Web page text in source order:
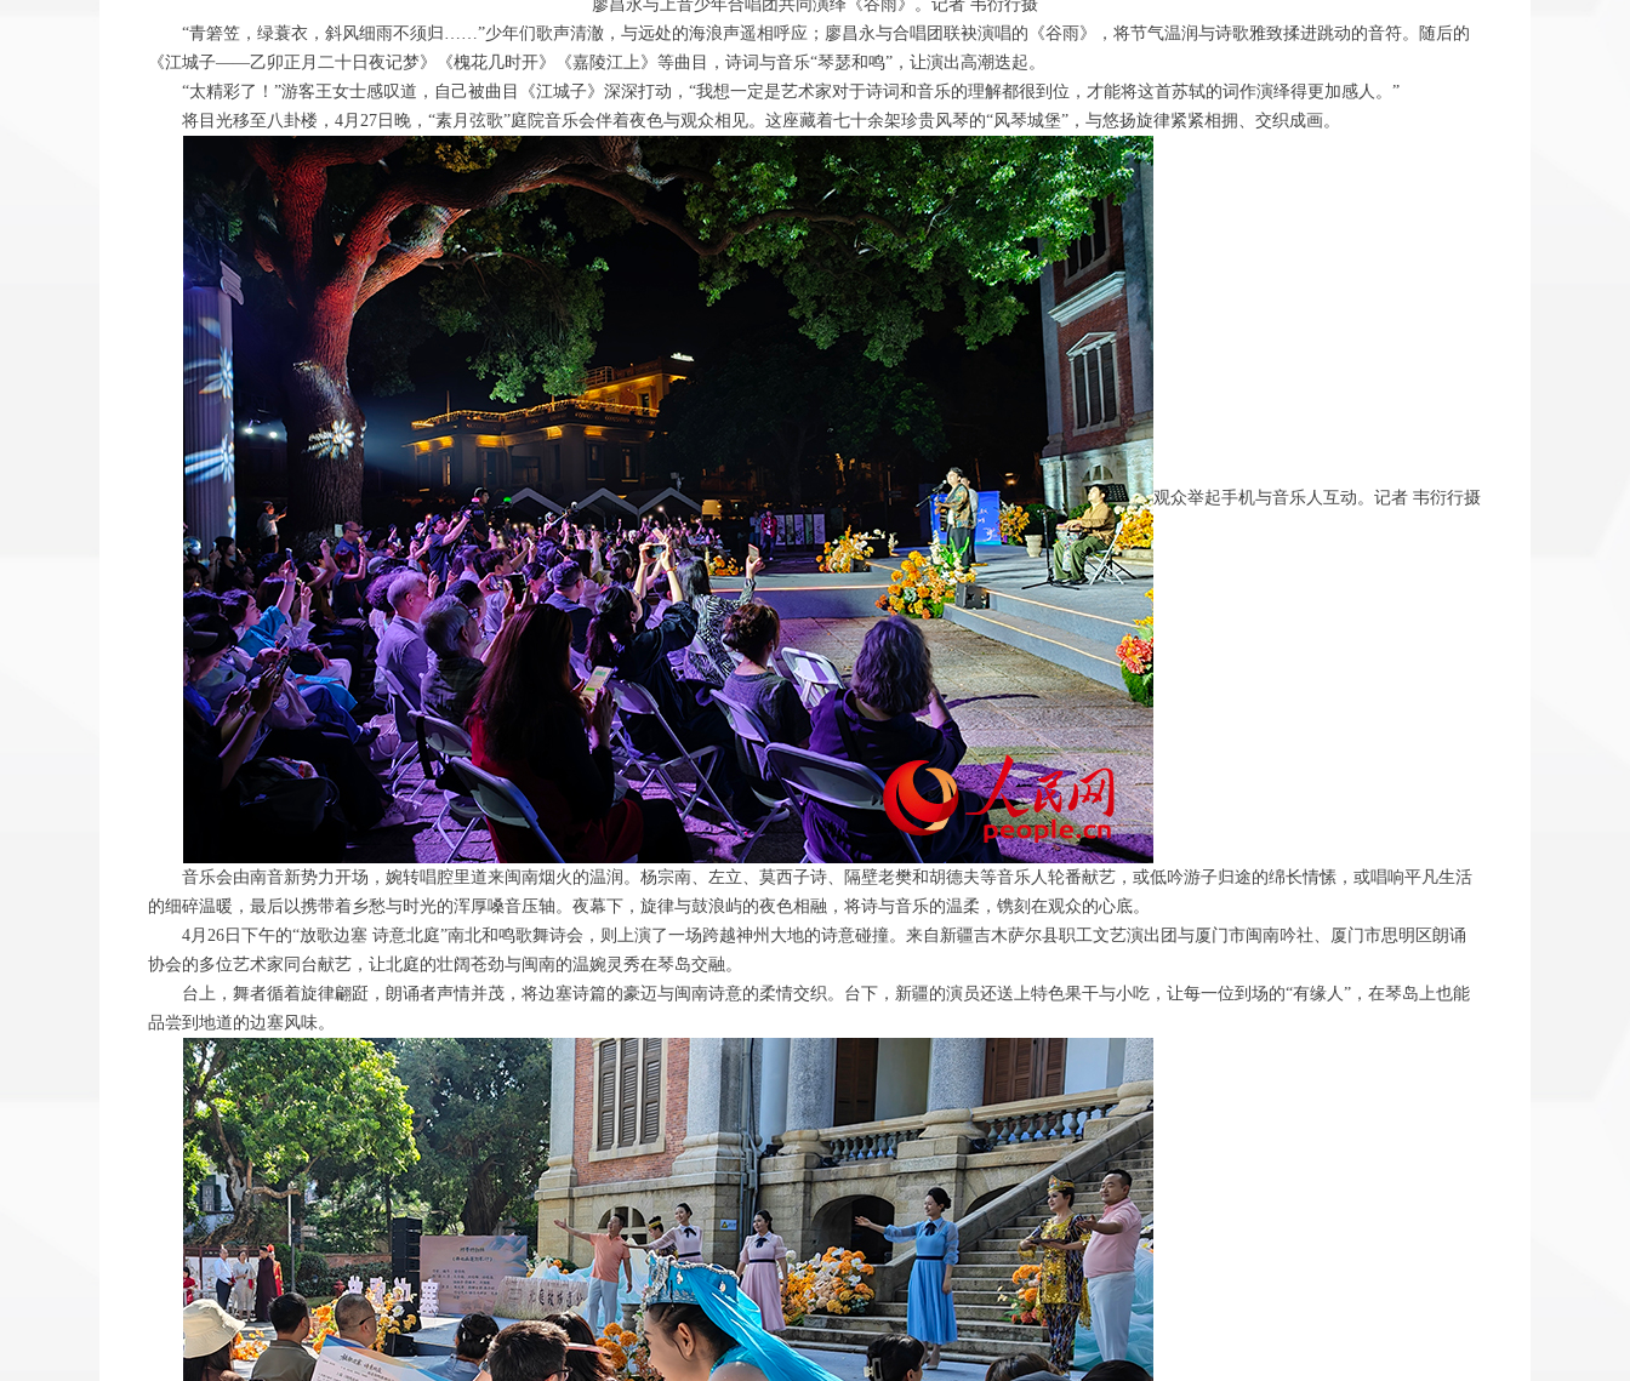
廖昌永与上音少年合唱团共同演绎《谷雨》。记者 韦衍行摄
“青箬笠，绿蓑衣，斜风细雨不须归……”少年们歌声清澈，与远处的海浪声遥相呼应；廖昌永与合唱团联袂演唱的《谷雨》，将节气温润与诗歌雅致揉进跳动的音符。随后的
《江城子——乙卯正月二十日夜记梦》《槐花几时开》《嘉陵江上》等曲目，诗词与音乐“琴瑟和鸣”，让演出高潮迭起。
“太精彩了！”游客王女士感叹道，自己被曲目《江城子》深深打动，“我想一定是艺术家对于诗词和音乐的理解都很到位，才能将这首苏轼的词作演绎得更加感人。”
将目光移至八卦楼，4月27日晚，“素月弦歌”庭院音乐会伴着夜色与观众相见。这座藏着七十余架珍贵风琴的“风琴城堡”，与悠扬旋律紧紧相拥、交织成画。
观众举起手机与音乐人互动。记者 韦衍行摄
音乐会由南音新势力开场，婉转唱腔里道来闽南烟火的温润。杨宗南、左立、莫西子诗、隔壁老樊和胡德夫等音乐人轮番献艺，或低吟游子归途的绵长情愫，或唱响平凡生活
的细碎温暖，最后以携带着乡愁与时光的浑厚嗓音压轴。夜幕下，旋律与鼓浪屿的夜色相融，将诗与音乐的温柔，镌刻在观众的心底。
4月26日下午的“放歌边塞 诗意北庭”南北和鸣歌舞诗会，则上演了一场跨越神州大地的诗意碰撞。来自新疆吉木萨尔县职工文艺演出团与厦门市闽南吟社、厦门市思明区朗诵
协会的多位艺术家同台献艺，让北庭的壮阔苍劲与闽南的温婉灵秀在琴岛交融。
台上，舞者循着旋律翩跹，朗诵者声情并茂，将边塞诗篇的豪迈与闽南诗意的柔情交织。台下，新疆的演员还送上特色果干与小吃，让每一位到场的“有缘人”，在琴岛上也能
品尝到地道的边塞风味。